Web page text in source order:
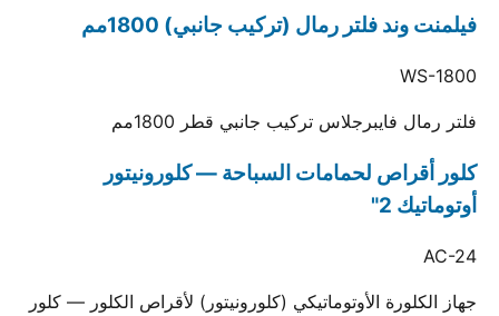
فيلمنت وند فلتر رمال (تركيب جانبي) 1800مم
WS-1800
فلتر رمال فايبرجلاس تركيب جانبي قطر 1800مم
كلور أقراص لحمامات السباحة — كلورونيتور
أوتوماتيك 2"
AC-24
جهاز الكلورة الأوتوماتيكي (كلورونيتور) لأقراص الكلور — كلور